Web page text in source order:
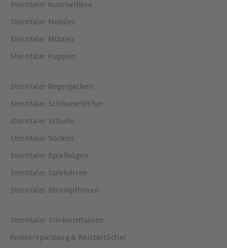
Sterntaler Kuscheltiere
Sterntaler Mobiles
Sterntaler Mützen
Sterntaler Puppen
Sterntaler Regenjacken
Sterntaler Schmusetücher
Sterntaler Schuhe
Sterntaler Socken
Sterntaler Spielbögen
Sterntaler Spieluhren
Sterntaler Strumpfhosen
Sterntaler Trinklerntassen
Knisterspielzeug & Knistertücher